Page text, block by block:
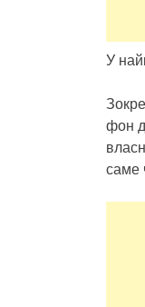
У
фон
саме